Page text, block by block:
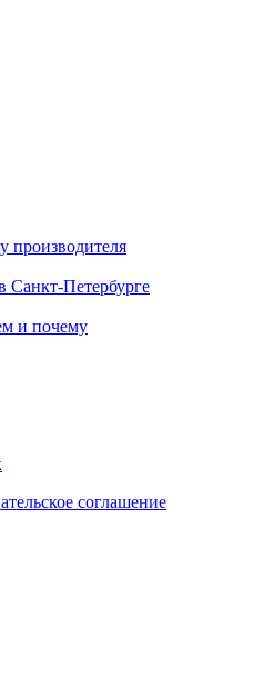
производителя
Санкт-Петербурге
и почему
соглашение